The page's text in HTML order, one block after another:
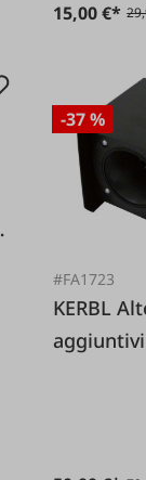
15,00 €*
-37 %
#FA1723
KERBL Altoparlanti
aggiuntivi